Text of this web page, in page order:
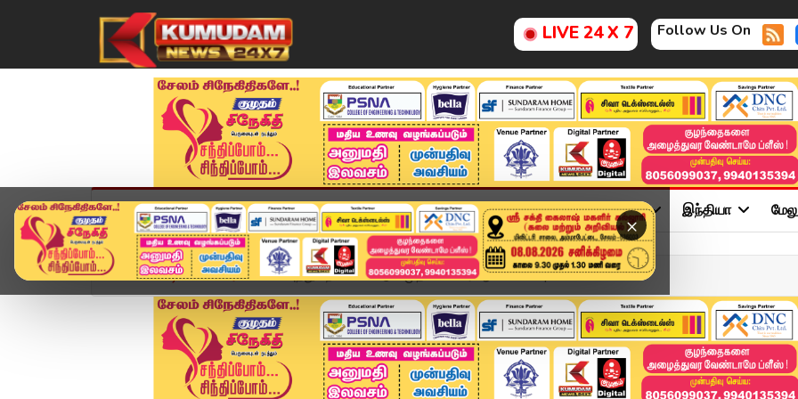
LIVE 24 X 7 Follow Us On
×
முகப்பு விளையாட்டு அண்மை தமிழ்நாடு சினிமா அரசியல் விளையாட்டு இந்தியா
Home வீடியோ ஸ்டோரி உணவுத்துறை செயல்பாடு - முதலமைச்சர் ஆலோசனை | CM ...